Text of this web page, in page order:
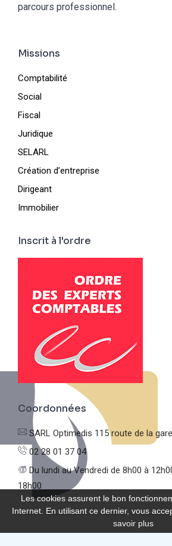
parcours professionnel.
Missions
Comptabilité
Social
Fiscal
Juridique
SELARL
Création d’entreprise
Dirigeant
Immobilier
Inscrit à l'ordre
Coordonnées
SARL Optimedis 115 route de la gare
02 28 01 37 04
Du lundi au Vendredi de 8h00 à
18h00
Les cookies assurent le bon
Internet. En utilisant ce dernier, vous
savoir plus